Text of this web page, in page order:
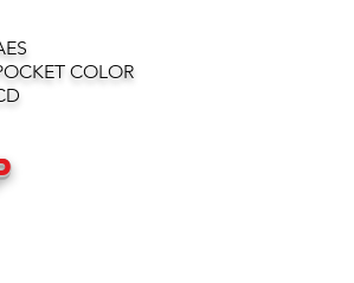
COLOR